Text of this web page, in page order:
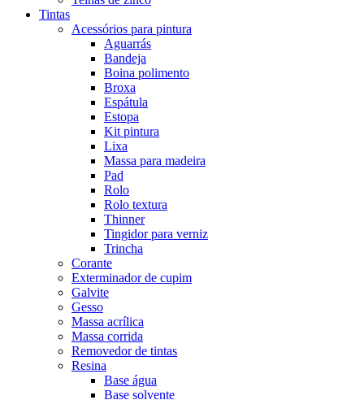
Tintas
Acessórios para pintura
Aguarrás
Bandeja
Boina polimento
Broxa
Espátula
Estopa
Kit pintura
Lixa
Massa para madeira
Pad
Rolo
Rolo textura
Thinner
Tingidor para verniz
Trincha
Corante
Exterminador de cupim
Galvite
Gesso
Massa acrílica
Massa corrida
Removedor de tintas
Resina
Base água
Base solvente